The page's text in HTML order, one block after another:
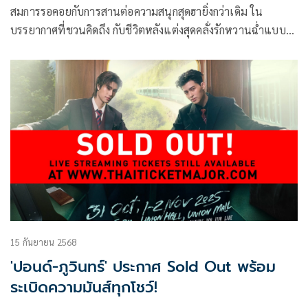
สมการรอคอยกับการสานต่อความสนุกสุดฮายิ่งกว่าเดิม ใน
บรรยากาศที่ชวนคิดถึง กับชีวิตหลังแต่งสุดคลั่งรักหวานฉ่ำแบบมี
“มีสติแล้วลูกพีช Peach and Me” ได้คลั่งรักลูกพีชทั้งที ขอมีสติ
ทั้งปีเลย
15 กันยายน 2568
'ปอนด์-ภูวินทร์' ประกาศ Sold Out พร้อม
ระเบิดความมันส์ทุกโชว์!